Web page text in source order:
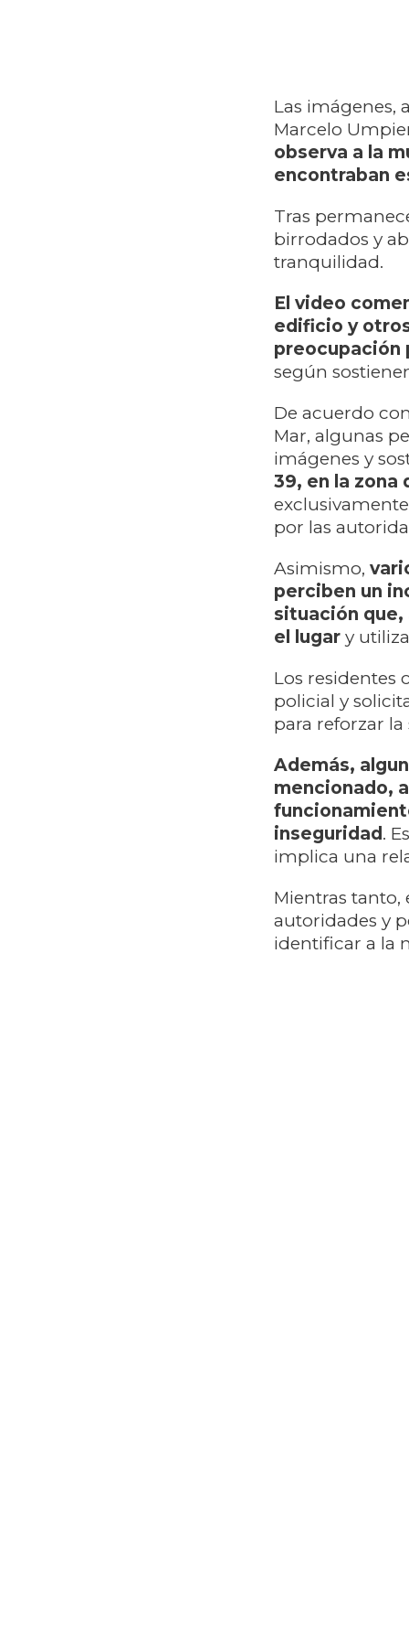
Las imágenes,
Marcelo
observa a la
encontraban
Tras
birrodados y
tranquilidad.
El video
edificio y
preocupación
según
De acuerdo
Mar, algunas
imágenes y
39, en la zona
por las
Asimismo,
perciben un
situación que,
el lugar y
Los residentes
policial y
para reforzar
Además,
mencionado,
inseguridad .
implica una
Mientras tanto,
autoridades y
identificar a la